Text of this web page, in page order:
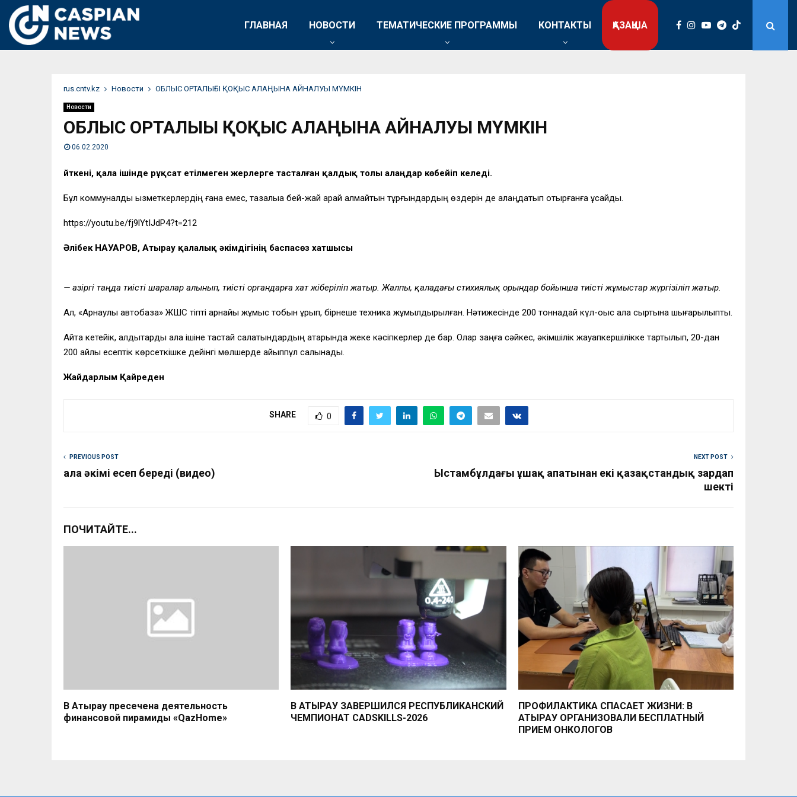
ГЛАВНАЯ НОВОСТИ ТЕМАТИЧЕСКИЕ ПРОГРАММЫ КОНТАКТЫ ҚАЗАҚША
rus.cntv.kz Новости ОБЛЫС ОРТАЛЫҒЫ ҚОҚЫС АЛАҢЫНА АЙНАЛУЫ МҮМКІН
Новости
ОБЛЫС ОРТАЛЫҒЫ ҚОҚЫС АЛАҢЫНА АЙНАЛУЫ МҮМКІН
06.02.2020
Өйткені, қала ішінде рұқсат етілмеген жерлерге тасталған қалдық толы алаңдар көбейіп келеді.
Бұл коммуналдық қызметкерлердің ғана емес, тазалыққа бей-жай қарай алмайтын тұрғындардың өздерін де алаңдатып отырғанға ұқсайды.
https://youtu.be/fj9lYtIJdP4?t=212
Әлібек НАУАРОВ, Атырау қалалық әкімдігінің баспасөз хатшысы
— Қазіргі таңда тиісті шаралар алынып, тиісті органдарға хат жіберіліп жатыр. Жалпы, қаладағы стихиялық орындар бойынша тиісті жұмыстар жүргізіліп жатыр.
Ал, «Арнаулы автобаза» ЖШС тіпті арнайы жұмыс тобын құрып, бірнеше техника жұмылдырылған. Нәтижесінде 200 тоннадай күл-қоқыс қала сыртына шығарылыпты.
Айта кетейік, қалдықтарды қала ішіне тастай салатындардың қатарында жеке кәсіпкерлер де бар. Олар заңға сәйкес, әкімшілік жауапкершілікке тартылып, 20-дан
200 айлық есептік көрсеткішке дейінгі мөлшерде айыппұл салынады.
Жайдарлым Қайреден
SHARE 0
PREVIOUS POST
Қала әкімі есеп береді (видео)
NEXT POST
Ыстамбұлдағы ұшақ апатынан екі қазақстандық зардап
шекті
ПОЧИТАЙТЕ...
В Атырау пресечена деятельность
финансовой пирамиды «QazHome»
В АТЫРАУ ЗАВЕРШИЛСЯ РЕСПУБЛИКАНСКИЙ
ЧЕМПИОНАТ CADSKILLS-2026
ПРОФИЛАКТИКА СПАСАЕТ ЖИЗНИ: В
АТЫРАУ ОРГАНИЗОВАЛИ БЕСПЛАТНЫЙ
ПРИЕМ ОНКОЛОГОВ